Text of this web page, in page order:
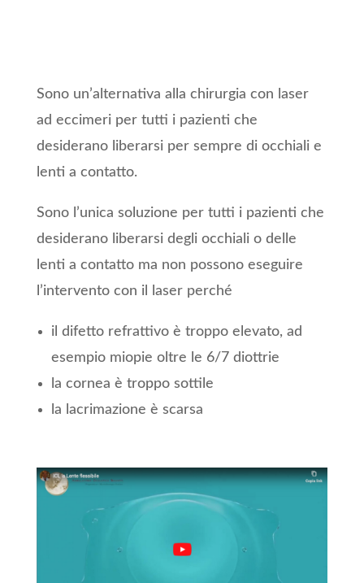
Sono un’alternativa alla chirurgia con laser
ad eccimeri per tutti i pazienti che
desiderano liberarsi per sempre di occhiali e
lenti a contatto.
Sono l’unica soluzione per tutti i pazienti che
desiderano liberarsi degli occhiali o delle
lenti a contatto ma non possono eseguire
l’intervento con il laser perché
il difetto refrattivo è troppo elevato, ad
esempio miopie oltre le 6/7 diottrie
la cornea è troppo sottile
la lacrimazione è scarsa